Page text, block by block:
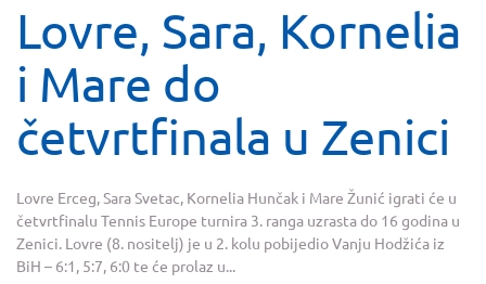
Lovre, Sara, Kornelia
i Mare do
četvrtfinala u Zenici
Lovre Erceg, Sara Svetac, Kornelia Hunčak i Mare Žunić igrati će u
četvrtfinalu Tennis Europe turnira 3. ranga uzrasta do 16 godina u
Zenici. Lovre (8. nositelj) je u 2. kolu pobijedio Vanju Hodžića iz
BiH – 6:1, 5:7, 6:0 te će prolaz u...